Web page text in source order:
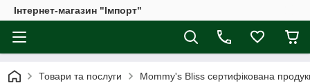
Інтернет-магазин "Імпорт"
Товари та послуги Mommy's Bliss сертифікована